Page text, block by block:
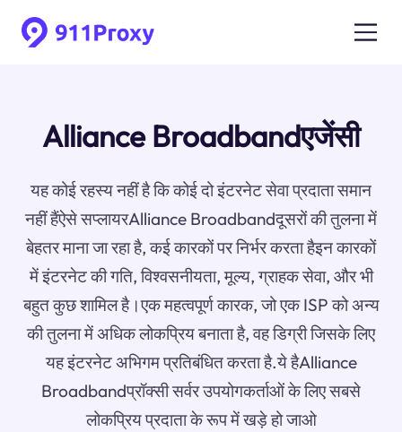
Alliance Broadbandएजेंसी
यह कोई रहस्य नहीं है कि कोई दो इंटरनेट सेवा प्रदाता समान
नहीं हैंऐसे सप्लायरAlliance Broadbandदूसरों की तुलना में
बेहतर माना जा रहा है, कई कारकों पर निर्भर करता हैइन कारकों
में इंटरनेट की गति, विश्वसनीयता, मूल्य, ग्राहक सेवा, और भी
बहुत कुछ शामिल है।एक महत्वपूर्ण कारक, जो एक ISP को अन्य
की तुलना में अधिक लोकप्रिय बनाता है, वह डिग्री जिसके लिए
यह इंटरनेट अभिगम प्रतिबंधित करता है.ये हैAlliance
Broadbandप्रॉक्सी सर्वर उपयोगकर्ताओं के लिए सबसे
लोकप्रिय प्रदाता के रूप में खड़े हो जाओ